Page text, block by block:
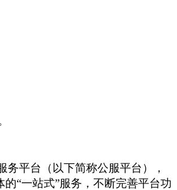
务平台（以下简称公服平台），
“一站式”服务，不断完善平台功